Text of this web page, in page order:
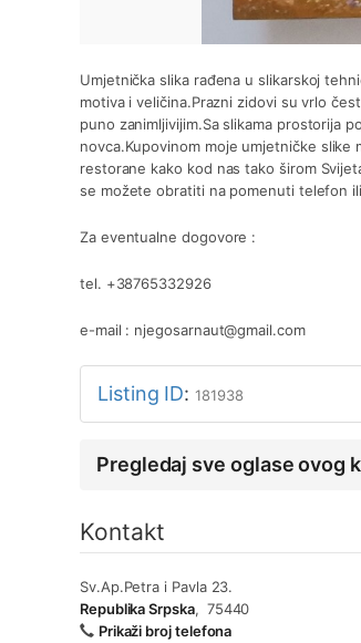
Umjetnička slika rađena u slikarskoj
motiva i veličina.Prazni zidovi su vrlo
puno zanimljivijim.Sa slikama prostorija
novca.Kupovinom moje umjetničke
restorane kako kod nas tako širom
se možete obratiti na pomenuti telefon
Za eventualne dogovore :
tel. +38765332926
e-mail : njegosarnaut@gmail.com
Listing ID:181938
Pregledaj sve oglase ovog
Kontakt
Sv.Ap.Petra i Pavla 23.
Republika Srpska, 75440
Prikaži broj telefona